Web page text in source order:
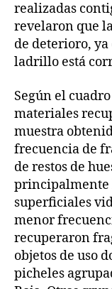
realizadas
revelaron que
de deterioro, ya
ladrillo está
Según el
materiales
muestra
frecuencia de
de restos de
principalmente
superficiales
menor
recuperaron
objetos de uso
picheles